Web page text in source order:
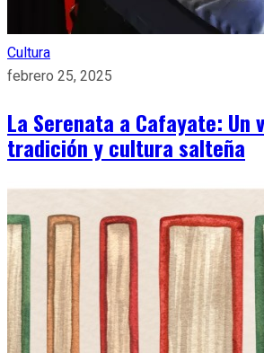
Cultura
febrero 25, 2025
La Serenata a Cafayate: Un
tradición y cultura salteña